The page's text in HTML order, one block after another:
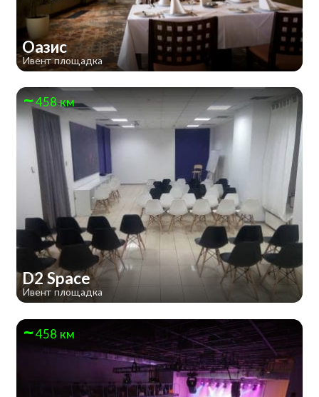
Оазис
Ивент площадка
458 км
D2 Space
Ивент площадка
458 км